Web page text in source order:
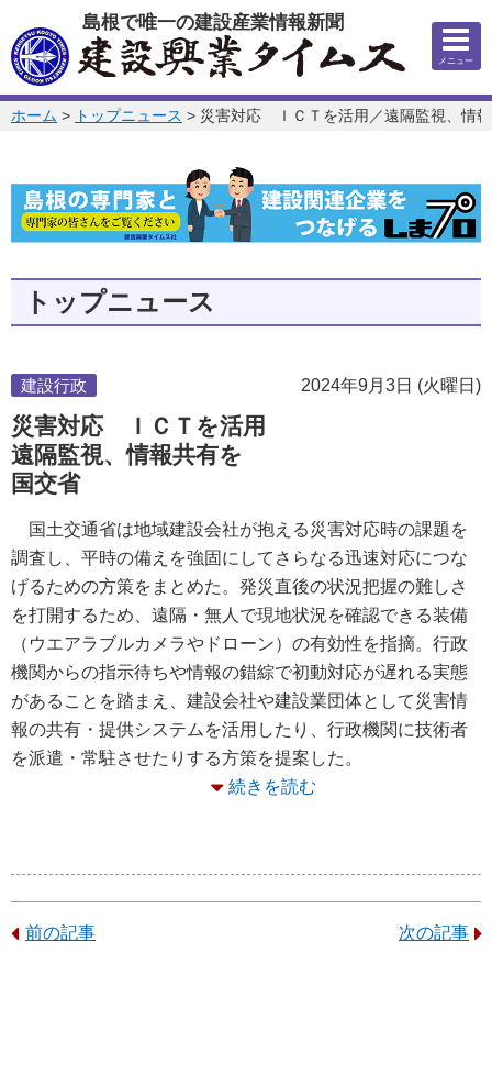
このページの本文へ
島根で唯一の建設産業情報新聞
メニュー
このページの位置:
ホーム > トップニュース > 災害対応 ＩＣＴを活用／遠隔監視、情
トップニュース
2024年9月3日 (火曜日)
建設行政
災害対応 ＩＣＴを活用
遠隔監視、情報共有を
国交省
国土交通省は地域建設会社が抱える災害対応時の課題を
調査し、平時の備えを強固にしてさらなる迅速対応につな
げるための方策をまとめた。発災直後の状況把握の難しさ
を打開するため、遠隔・無人で現地状況を確認できる装備
（ウエアラブルカメラやドローン）の有効性を指摘。行政
機関からの指示待ちや情報の錯綜で初動対応が遅れる実態
があることを踏まえ、建設会社や建設業団体として災害情
報の共有・提供システムを活用したり、行政機関に技術者
を派遣・常駐させたりする方策を提案した。
続きを読む
前の記事 次の記事